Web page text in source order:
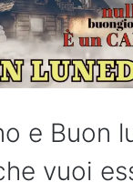
e Buon
vuoi